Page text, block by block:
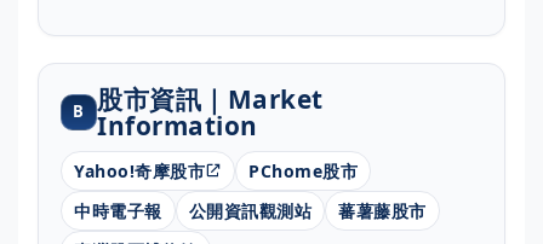
B 股市資訊｜Market
Information
Yahoo!奇摩股市
PChome股市
中時電子報
公開資訊觀測站
蕃薯藤股市